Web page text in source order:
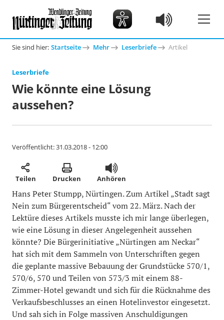
Sie sind hier: Startseite Mehr Leserbriefe Artikel
Leserbriefe
Wie könnte eine Lösung
aussehen?
Veröffentlicht:31.03.2018 - 12:00
Teilen Drucken Anhören
Hans Peter Stumpp, Nürtingen. Zum Artikel „Stadt sagt
Nein zum Bürgerentscheid“ vom 22. März. Nach der
Lektüre dieses Artikels musste ich mir lange überlegen,
wie eine Lösung in dieser Angelegenheit aussehen
könnte? Die Bürgerinitiative „Nürtingen am Neckar“
hat sich mit dem Sammeln von Unterschriften gegen
die geplante massive Bebauung der Grundstücke 570/1,
570/6, 570 und Teilen von 573/3 mit einem 88-
Zimmer-Hotel gewandt und sich für die Rücknahme des
Verkaufsbeschlusses an einen Hotelinvestor eingesetzt.
Und sah sich in Folge massiven Anschuldigungen